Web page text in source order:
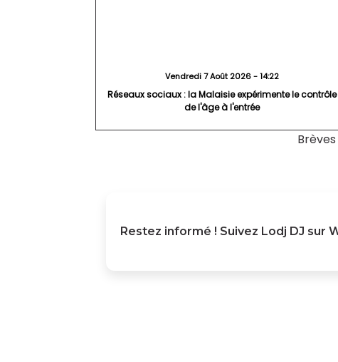
Vendredi 7 Août 2026 - 14:22
Réseaux sociaux : la Malaisie expérimente le contrôle
de l'âge à l'entrée
Restez informé ! Suivez Lodj DJ sur